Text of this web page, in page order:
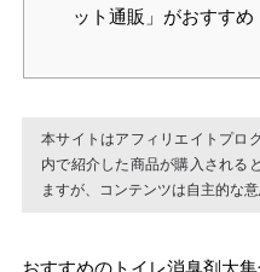
ット通販」がおすすめ
本サイトはアフィリエイトプロ
内で紹介した商品が購入される
ますが、コンテンツは自主的な
おすすめのトイレ消臭剤大集